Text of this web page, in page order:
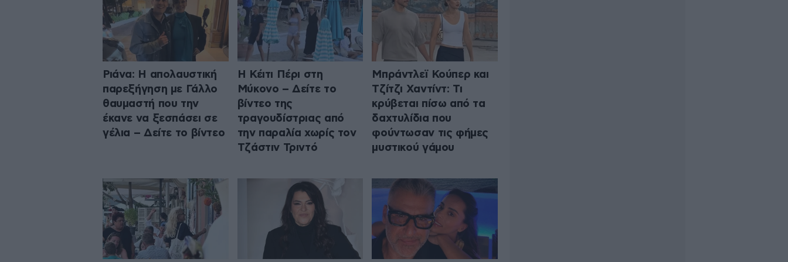
Ριάνα: Η απολαυστική
παρεξήγηση με Γάλλο
θαυμαστή που την
έκανε να ξεσπάσει σε
γέλια – Δείτε το βίντεο
Η Κέιτι Πέρι στη
Μύκονο – Δείτε το
βίντεο της
τραγουδίστριας από
την παραλία χωρίς τον
Τζάστιν Τριντό
Μπράντλεϊ Κούπερ και
Τζίτζι Χαντίντ: Τι
κρύβεται πίσω από τα
δαχτυλίδια που
φούντωσαν τις φήμες
μυστικού γάμου